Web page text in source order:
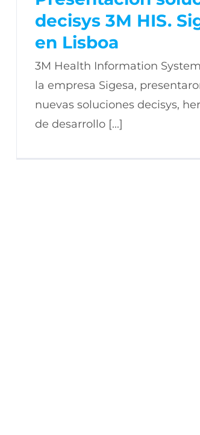
decisys 3M HIS.
en Lisboa
3M Health Information
la empresa Sigesa,
nuevas soluciones decisys,
de desarrollo [...]